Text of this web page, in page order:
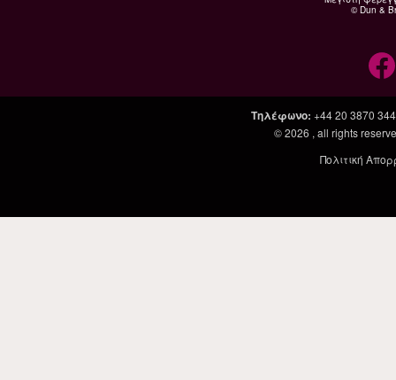
© Dun &
Τηλέφωνο: +44 20 3870
© 2026 , all rights
Πολιτική